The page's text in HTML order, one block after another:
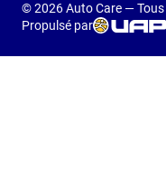
© 2026 Auto Care —
Propulsé par